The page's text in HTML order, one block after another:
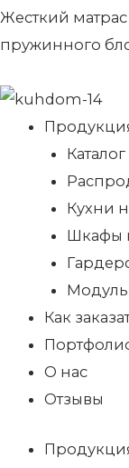
Жесткий
пружинного
Каталог
Кухни
Шкафы
Как
О нас
Отзывы